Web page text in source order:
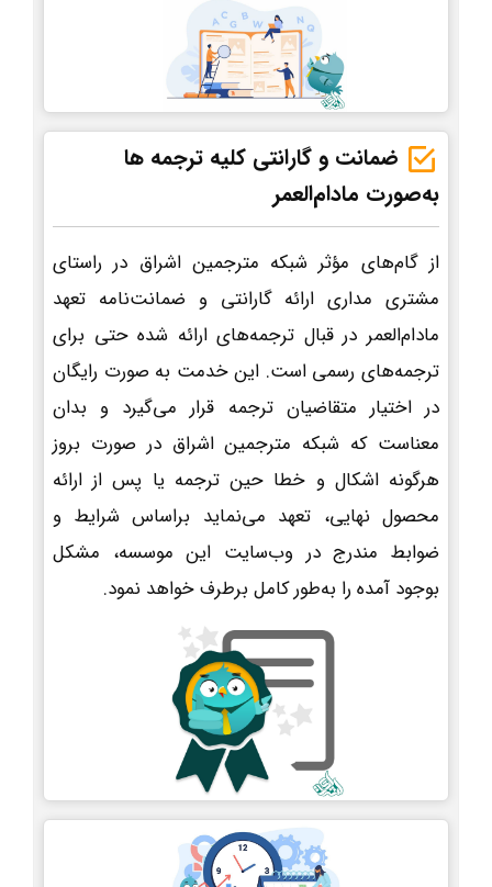
ضمانت و گارانتی کلیه ترجمه ها
به‌صورت مادام‌العمر
از گام‌های مؤثر شبکه مترجمین اشراق در راستای
مشتری مداری ارائه گارانتی و ضمانت‌نامه تعهد
مادام‌العمر در قبال ترجمه‌های ارائه شده حتی برای
ترجمه‌های رسمی است. این خدمت به صورت رایگان
در اختیار متقاضیان ترجمه قرار می‌گیرد و بدان
معناست که شبکه مترجمین اشراق در صورت بروز
هرگونه اشکال و خطا حین ترجمه یا پس از ارائه
محصول نهایی، تعهد می‌نماید براساس شرایط و
ضوابط مندرج در وب‌سایت این موسسه، مشکل
بوجود آمده را به‌طور کامل برطرف خواهد نمود.